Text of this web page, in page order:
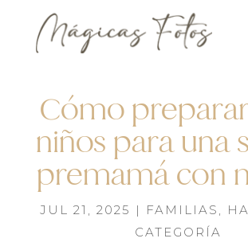
Cómo
niños para una
premamá con
JUL 21, 2025 | FAMILIAS ,
CATEGORÍA